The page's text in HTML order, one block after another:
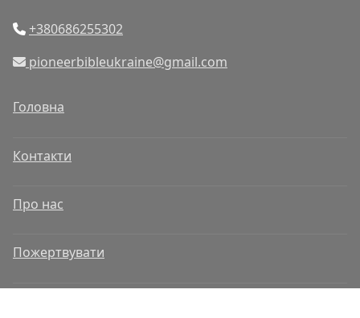
+380686255302
pioneerbibleukraine@gmail.com
Головна
Контакти
Про нас
Пожертвувати